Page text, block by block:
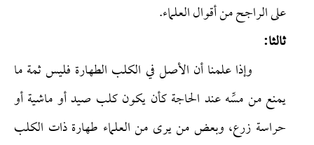
على الراجح من أقوال العلماء.
ثالثا:
وإذا علمنا أن الأصل في الكلب الطهارة فليس ثمة ما
يمنع من مسِّه عند الحاجة كأن يكون كلب صيد أو ماشية أو
حراسة زرع، وبعض من يرى من العلماء طهارة ذات الكلب